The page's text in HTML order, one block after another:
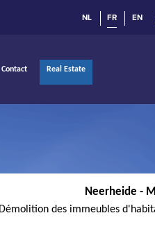
NL FR EN
Contact Real Estate
Neerheide -
Démolition des immeubles